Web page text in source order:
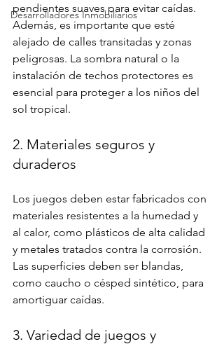
Desarrolladores Inmobiliarios
pendientes suaves para evitar caídas.
Además, es importante que esté
alejado de calles transitadas y zonas
peligrosas. La sombra natural o la
instalación de techos protectores es
esencial para proteger a los niños del
sol tropical.
2. Materiales seguros y
duraderos
Los juegos deben estar fabricados con
materiales resistentes a la humedad y
al calor, como plásticos de alta calidad
y metales tratados contra la corrosión.
Las superficies deben ser blandas,
como caucho o césped sintético, para
amortiguar caídas.
3. Variedad de juegos y